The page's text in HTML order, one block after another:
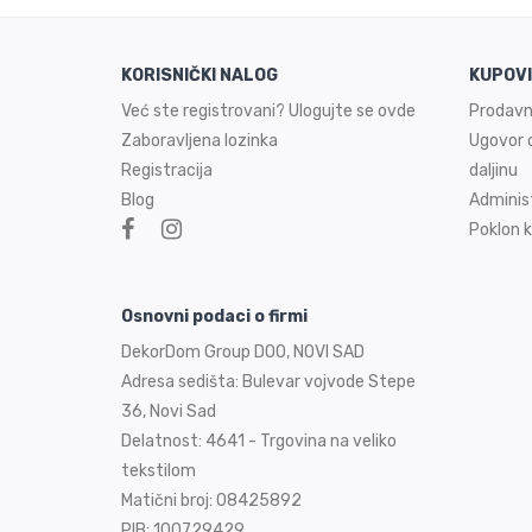
KORISNIČKI NALOG
Već ste registrovani? Ulogujte se ovde
Zaboravljena lozinka
Registracija
Blog
Osnovni podaci o firmi
DekorDom Group DOO, NOVI SAD
Adresa sedišta: Bulevar vojvode Stepe
36, Novi Sad
Delatnost: 4641 - Trgovina na veliko
tekstilom
Matični broj: 08425892
Ugovor
daljinu
Poklon